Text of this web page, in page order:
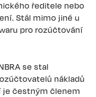
ředitele nebo
Stál mimo jiné u
pro rozúčtování
se stal
nákladů
je čestným členem